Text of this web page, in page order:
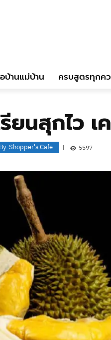
บ้านแม่บ้าน ครบสูตรทุกค
รียนสุกไว
By Shopper's Cafe 5597